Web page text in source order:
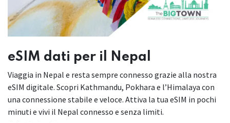
eSIM dati per il Nepal
Viaggia in Nepal e resta sempre connesso grazie alla nostra
eSIM digitale. Scopri Kathmandu, Pokhara e l’Himalaya con
una connessione stabile e veloce. Attiva la tua eSIM in pochi
minuti e vivi il Nepal connesso e senza limiti.